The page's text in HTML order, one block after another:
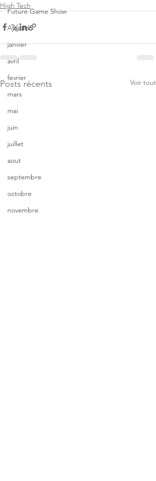
Future Game Show
Avis JdS
janvier
avril
fevrier
mars
mai
juin
juillet
aout
septembre
octobre
novembre
High Tech
Posts récents Voir tout